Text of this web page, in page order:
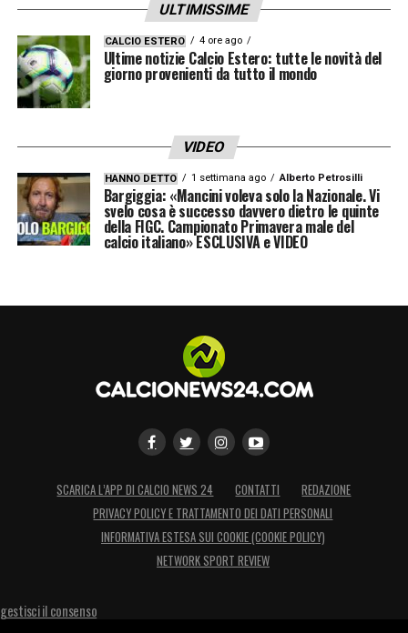
ULTIMISSIME
CALCIO ESTERO 4 ore ago
Ultime notizie Calcio Estero: tutte le novità del
giorno provenienti da tutto il mondo
VIDEO
HANNO DETTO 1 settimana ago Alberto Petrosilli
Bargiggia: «Mancini voleva solo la Nazionale. Vi
svelo cosa è successo davvero dietro le quinte
della FIGC. Campionato Primavera male del
calcio italiano» ESCLUSIVA e VIDEO
SCARICA L’APP DI CALCIO NEWS 24 CONTATTI
REDAZIONE
PRIVACY POLICY E TRATTAMENTO DEI DATI PERSONALI
INFORMATIVA ESTESA SUI COOKIE (COOKIE POLICY)
NETWORK SPORT REVIEW
gestisci il consenso